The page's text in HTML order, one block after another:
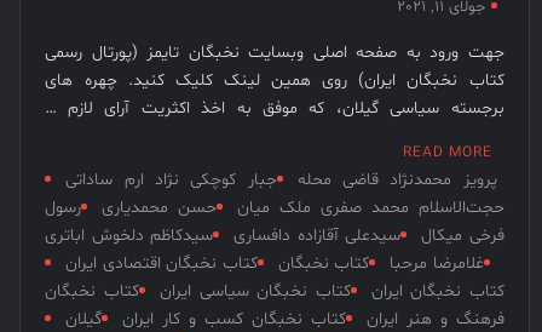
– کتاب
نخبگان
ایران –
کتاب
نخبگان
کسب و
کار ایران
جولای 11, 2021
جهت ورود به صفحه اصلی وبسایت نخبگان تایمز (پورتال رسمی
کتاب نخبگان ایران) روی همین لینک کلیک کنید. چهره های
برجسته سیاسی گیلان، که موفق به اخذ اکثریت آرای لازم …
READ MORE
پرویز محمدنژاد قاضی محله
جبار کوچکى نژاد ارم ساداتى
حجت‌الاسلام محمد صفری ملک میان
حسن محمدیاری
رسول
فرخی میکال
سیدعلى آقازاده دافساری
سیدکاظم دلخوش اباتری
غلامرضا مرحبا
کتاب نخبگان
کتاب نخبگان اقتصادی ایران
کتاب نخبگان ایران
کتاب نخبگان سیاسی ایران
کتاب نخبگان
فرهنگ و هنر ایران
کتاب نخبگان کسب و کار ایران
گیلان